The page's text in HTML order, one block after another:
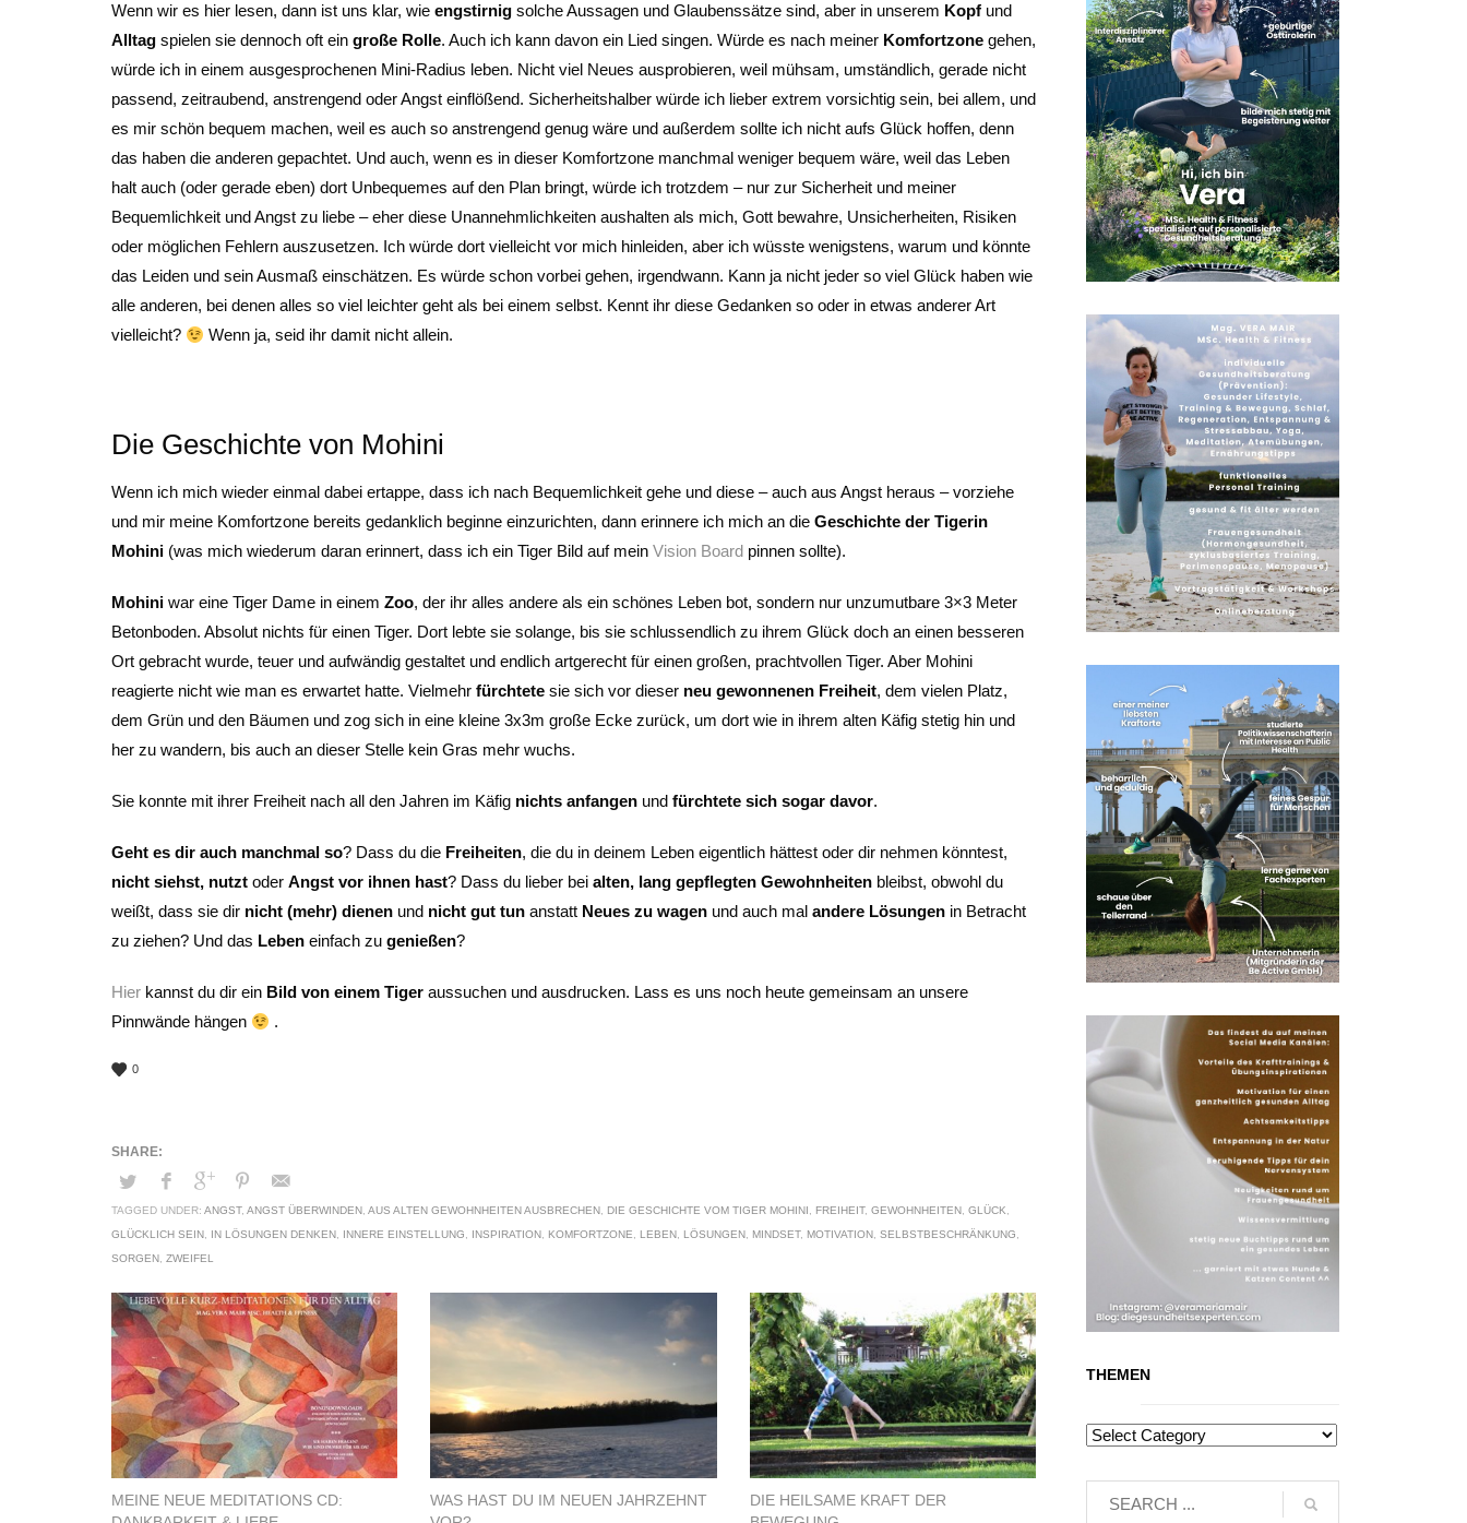
Wenn wir es hier lesen, dann ist uns klar, wie engstirnig solche Aussagen und Glaubenssätze sind, aber in unserem Kopf und
Alltag spielen sie dennoch oft ein große Rolle. Auch ich kann davon ein Lied singen. Würde es nach meiner Komfortzone gehen,
würde ich in einem ausgesprochenen Mini-Radius leben. Nicht viel Neues ausprobieren, weil mühsam, umständlich, gerade nicht
passend, zeitraubend, anstrengend oder Angst einflößend. Sicherheitshalber würde ich lieber extrem vorsichtig sein, bei allem, und
es mir schön bequem machen, weil es auch so anstrengend genug wäre und außerdem sollte ich nicht aufs Glück hoffen, denn
das haben die anderen gepachtet. Und auch, wenn es in dieser Komfortzone manchmal weniger bequem wäre, weil das Leben
halt auch (oder gerade eben) dort Unbequemes auf den Plan bringt, würde ich trotzdem – nur zur Sicherheit und meiner
Bequemlichkeit und Angst zu liebe – eher diese Unannehmlichkeiten aushalten als mich, Gott bewahre, Unsicherheiten, Risiken
oder möglichen Fehlern auszusetzen. Ich würde dort vielleicht vor mich hinleiden, aber ich wüsste wenigstens, warum und könnte
das Leiden und sein Ausmaß einschätzen. Es würde schon vorbei gehen, irgendwann. Kann ja nicht jeder so viel Glück haben wie
alle anderen, bei denen alles so viel leichter geht als bei einem selbst. Kennt ihr diese Gedanken so oder in etwas anderer Art
vielleicht?
Wenn ja, seid ihr damit nicht allein.
Die Geschichte von Mohini
Wenn ich mich wieder einmal dabei ertappe, dass ich nach Bequemlichkeit gehe und diese – auch aus Angst heraus – vorziehe
und mir meine Komfortzone bereits gedanklich beginne einzurichten, dann erinnere ich mich an die Geschichte der Tigerin
Mohini (was mich wiederum daran erinnert, dass ich ein Tiger Bild auf mein Vision Board pinnen sollte).
Mohini war eine Tiger Dame in einem Zoo, der ihr alles andere als ein schönes Leben bot, sondern nur unzumutbare 3×3 Meter
Betonboden. Absolut nichts für einen Tiger. Dort lebte sie solange, bis sie schlussendlich zu ihrem Glück doch an einen besseren
Ort gebracht wurde, teuer und aufwändig gestaltet und endlich artgerecht für einen großen, prachtvollen Tiger. Aber Mohini
reagierte nicht wie man es erwartet hatte. Vielmehr fürchtete sie sich vor dieser neu gewonnenen Freiheit, dem vielen Platz,
dem Grün und den Bäumen und zog sich in eine kleine 3x3m große Ecke zurück, um dort wie in ihrem alten Käfig stetig hin und
her zu wandern, bis auch an dieser Stelle kein Gras mehr wuchs.
Sie konnte mit ihrer Freiheit nach all den Jahren im Käfig nichts anfangen und fürchtete sich sogar davor.
Geht es dir auch manchmal so? Dass du die Freiheiten, die du in deinem Leben eigentlich hättest oder dir nehmen könntest,
nicht siehst, nutzt oder Angst vor ihnen hast? Dass du lieber bei alten, lang gepflegten Gewohnheiten bleibst, obwohl du
weißt, dass sie dir nicht (mehr) dienen und nicht gut tun anstatt Neues zu wagen und auch mal andere Lösungen in Betracht
zu ziehen? Und das Leben einfach zu genießen?
Hier kannst du dir ein Bild von einem Tiger aussuchen und ausdrucken. Lass es uns noch heute gemeinsam an unsere
Pinnwände hängen
.
0
TAGGED UNDER: ANGST, ANGST ÜBERWINDEN AUS ALTEN GEWOHNHEITEN AUSBRECHEN DIE GESCHICHTE VOM TIGER MOHINI FREIHEIT, GEWOHNHEITEN GLÜCK
GLÜCKLICH SEIN
IN LÖSUNGEN DENKEN INNERE EINSTELLUNG INSPIRATION KOMFORTZONE LEBEN LÖSUNGEN MINDSET, MOTIVATION SELBSTBESCHRÄNKUNG
SORGEN ZWEIFEL
MEINE NEUE MEDITATIONS CD:
WAS HAST DU IM NEUEN JAHRZEHNT
DIE HEILSAME KRAFT DER
THEMEN